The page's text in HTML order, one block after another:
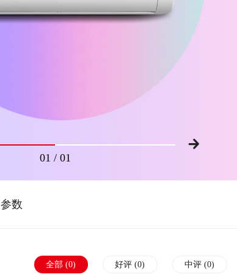
01 / 01
参数
全部 (0) 好评 (0) 中评 (0)